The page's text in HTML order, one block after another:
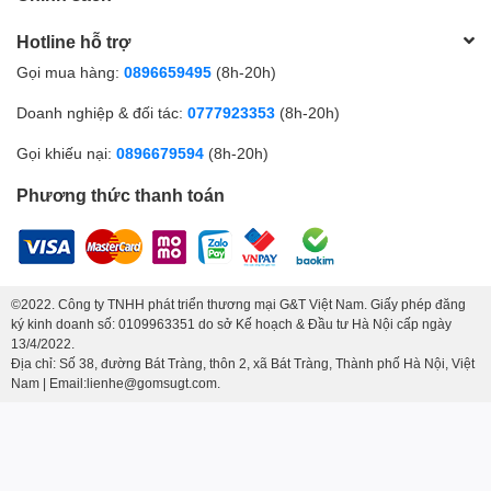
Hotline hỗ trợ
Gọi mua hàng: 0896659495 (8h-20h)
Doanh nghiệp & đối tác: 0777923353 (8h-20h)
Gọi khiếu nại: 0896679594 (8h-20h)
Phương thức thanh toán
©2022. Công ty TNHH phát triển thương mại G&T Việt Nam. Giấy phép đăng
ký kinh doanh số: 0109963351 do sở Kế hoạch & Đầu tư Hà Nội cấp ngày
13/4/2022.
Địa chỉ: Số 38, đường Bát Tràng, thôn 2, xã Bát Tràng, Thành phố Hà Nội, Việt
Nam | Email:lienhe@gomsugt.com.